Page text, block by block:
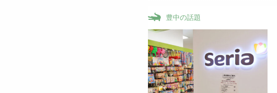
豊中の話題